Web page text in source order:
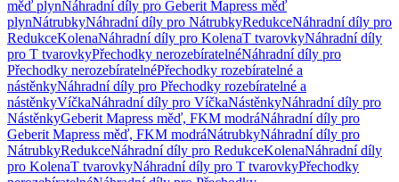
měď plynNáhradní díly pro Geberit Mapress měď
plynNátrubkyNáhradní díly pro NátrubkyRedukceNáhradní díly pro
RedukceKolenaNáhradní díly pro KolenaT tvarovkyNáhradní díly
pro T tvarovkyPřechodky nerozebíratelnéNáhradní díly pro
Přechodky nerozebíratelnéPřechodky rozebíratelné a
nástěnkyNáhradní díly pro Přechodky rozebíratelné a
nástěnkyVíčkaNáhradní díly pro VíčkaNástěnkyNáhradní díly pro
NástěnkyGeberit Mapress měď, FKM modráNáhradní díly pro
Geberit Mapress měď, FKM modráNátrubkyNáhradní díly pro
NátrubkyRedukceNáhradní díly pro RedukceKolenaNáhradní díly
pro KolenaT tvarovkyNáhradní díly pro T tvarovkyPřechodky